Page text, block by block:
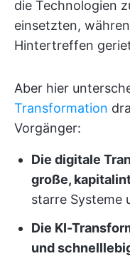
die Technologien
einsetzten,
Hintertreffen
Aber hier
Transformation
Vorgänger:
Die digitale
große,
starre Systeme
Die KI-
und